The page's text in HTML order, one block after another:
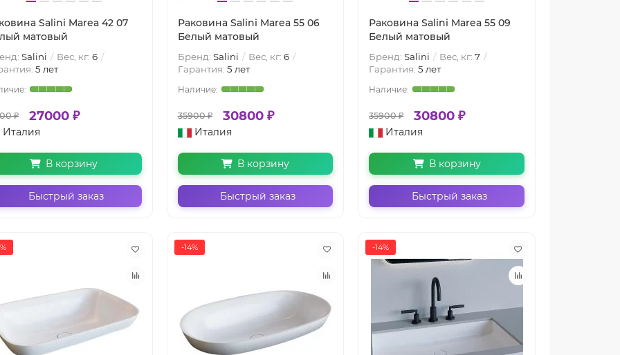
Salini Marea 42 07
матовый
Salini Вес, кг: 6
5 лет
₽ 27000 ₽
Италия
В корзину
Быстрый заказ
Раковина Salini Marea 55 06
Белый матовый
Бренд: Salini Вес, кг: 6
Гарантия: 5 лет
35900 ₽ 30800 ₽
Италия
В корзину
Быстрый заказ
Раковина Salini Marea 55 09
Белый матовый
Бренд:Salini Вес, кг:7
Гарантия:5 лет
35900 ₽ 30800 ₽
Италия
В корзину
Быстрый заказ
-14% -14%